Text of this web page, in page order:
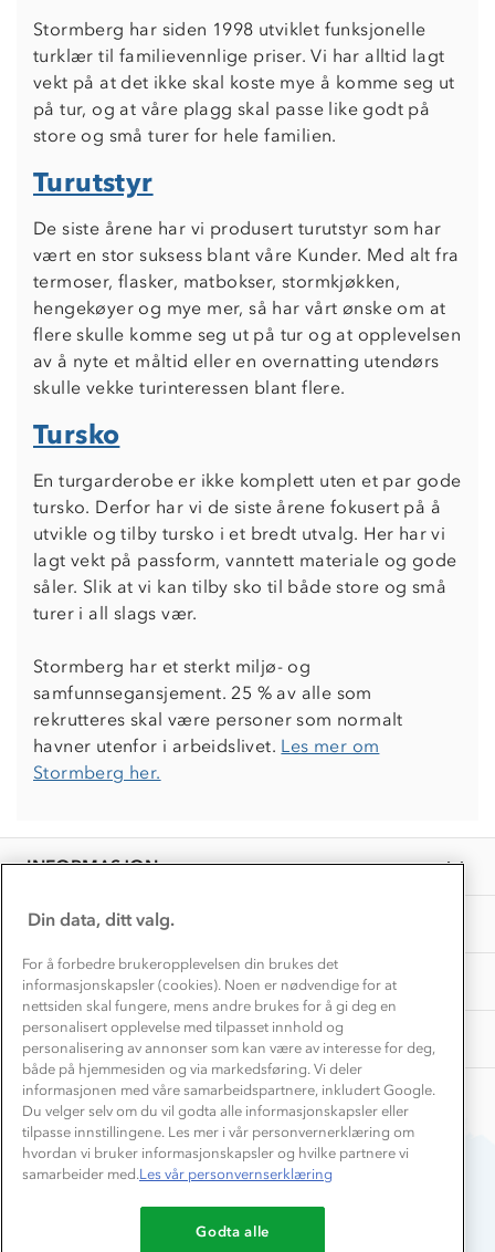
Stormberg har siden 1998 utviklet funksjonelle
turklær til familievennlige priser. Vi har alltid lagt
vekt på at det ikke skal koste mye å komme seg ut
på tur, og at våre plagg skal passe like godt på
store og små turer for hele familien.
Turutstyr
De siste årene har vi produsert turutstyr som har
vært en stor suksess blant våre Kunder. Med alt fra
termoser, flasker, matbokser, stormkjøkken,
hengekøyer og mye mer, så har vårt ønske om at
flere skulle komme seg ut på tur og at opplevelsen
av å nyte et måltid eller en overnatting utendørs
skulle vekke turinteressen blant flere.
Tursko
En turgarderobe er ikke komplett uten et par gode
tursko. Derfor har vi de siste årene fokusert på å
utvikle og tilby tursko i et bredt utvalg. Her har vi
lagt vekt på passform, vanntett materiale og gode
såler. Slik at vi kan tilby sko til både store og små
turer i all slags vær.
Stormberg har et sterkt miljø- og
samfunnsegansjement. 25 % av alle som
rekrutteres skal være personer som normalt
havner utenfor i arbeidslivet. Les mer om
Stormberg her.
INFORMASJON
Kundeservice
Kontakt oss
Konkurransevinnere
Kundeklubb
Våre butikker
Presse
OM OSS
Verdigrunnlag
Klima og miljø
Etisk handel
1% til samfunnet
Inkludering
Materialer
Samarbeide med oss?
TIPS OG RÅD
Trelagsprinsippet barn
Alt du trenger til Norgesferien
Gravidklær
Hvordan velge riktig turtøy?
Vask og vedlikehold
Store størrelser
Turmat oppskrifter
Beredskap
AKTIVITETER
Norgesferie 🇳🇴
Overnatte utendørs⛺
Leirskole 🥾
Barnehageansatt
Tips til hyttetur
Du betaler enkelt med
Din data, ditt valg.
For å forbedre brukeropplevelsen din brukes det
informasjonskapsler (cookies). Noen er nødvendige for at
nettsiden skal fungere, mens andre brukes for å gi deg en
personalisert opplevelse med tilpasset innhold og
personalisering av annonser som kan være av interesse for deg,
både på hjemmesiden og via markedsføring. Vi deler
informasjonen med våre samarbeidspartnere, inkludert Google.
Du velger selv om du vil godta alle informasjonskapsler eller
tilpasse innstillingene. Les mer i vår personvernerklæring om
hvordan vi bruker informasjonskapsler og hvilke partnere vi
samarbeider med.Les vår personvernserklæring
Godta alle